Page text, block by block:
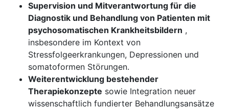
Supervision und Mitverantwortung für die
Diagnostik und Behandlung von Patienten mit
psychosomatischen Krankheitsbildern ,
insbesondere im Kontext von
Stressfolgeerkrankungen, Depressionen und
somatoformen Störungen.
Weiterentwicklung bestehender
Therapiekonzepte sowie Integration neuer
wissenschaftlich fundierter Behandlungsansätze